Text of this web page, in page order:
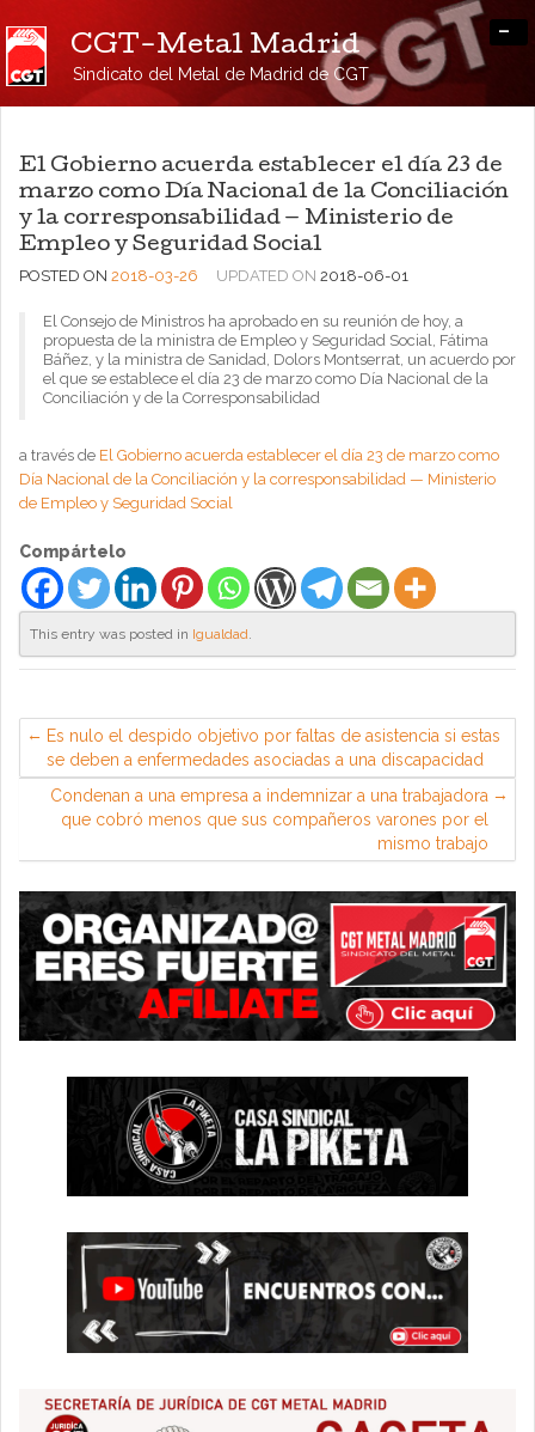
CGT-Metal Madrid
Sindicato del Metal de Madrid de CGT
-
El Gobierno acuerda establecer el día 23 de
marzo como Día Nacional de la Conciliación
y la corresponsabilidad — Ministerio de
Empleo y Seguridad Social
POSTED ON 2018-03-26 UPDATED ON 2018-06-01
El Consejo de Ministros ha aprobado en su reunión de hoy, a
propuesta de la ministra de Empleo y Seguridad Social, Fátima
Báñez, y la ministra de Sanidad, Dolors Montserrat, un acuerdo por
el que se establece el día 23 de marzo como Día Nacional de la
Conciliación y de la Corresponsabilidad
a través de El Gobierno acuerda establecer el día 23 de marzo como
Día Nacional de la Conciliación y la corresponsabilidad — Ministerio
de Empleo y Seguridad Social
Compártelo
This entry was posted in Igualdad.
Es nulo el despido objetivo por faltas de asistencia si estas
se deben a enfermedades asociadas a una discapacidad
Condenan a una empresa a indemnizar a una trabajadora
que cobró menos que sus compañeros varones por el
mismo trabajo